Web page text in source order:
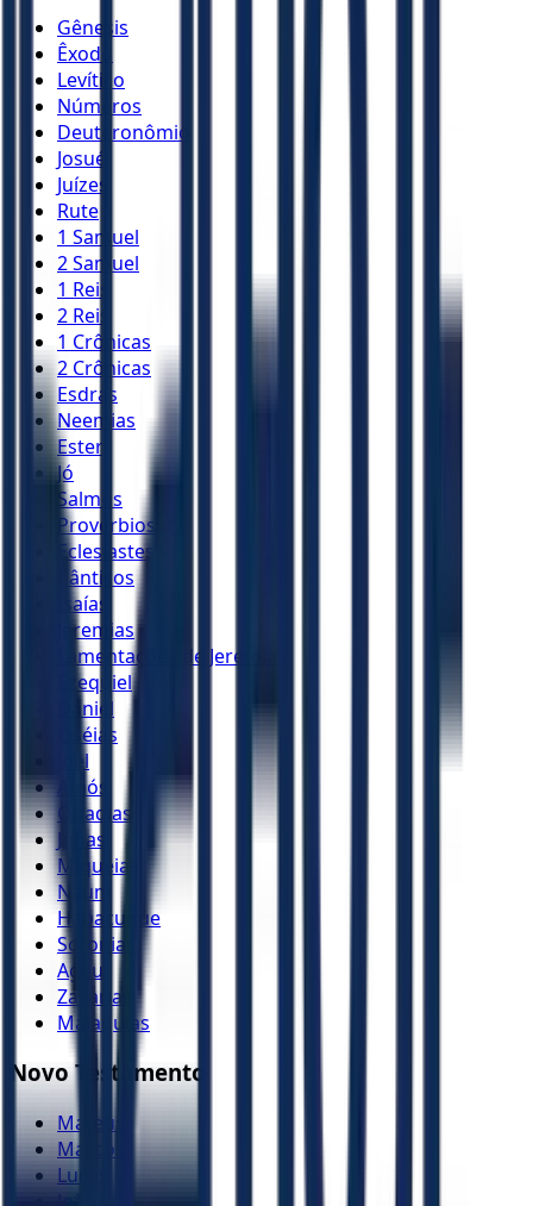
Gênesis
Êxodo
Levítico
Números
Deuteronômio
Josué
Juízes
Rute
1 Samuel
2 Samuel
1 Reis
2 Reis
1 Crônicas
2 Crônicas
Esdras
Neemias
Ester
Jó
Salmos
Provérbios
Eclesiastes
Cânticos
Isaías
Jeremias
Lamentações de Jeremias
Ezequiel
Daniel
Oséias
Joel
Amós
Obadias
Jonas
Miquéias
Naum
Habacuque
Sofonias
Ageu
Zacarias
Malaquias
Novo Testamento
Mateus
Marcos
Lucas